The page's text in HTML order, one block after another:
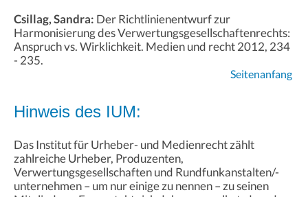
Csillag, Sandra: Der Richtlinienentwurf zur
Harmonisierung des Verwertungsgesellschaftenrechts:
Anspruch vs. Wirklichkeit. Medien und recht 2012, 234
- 235.
Seitenanfang
Hinweis des IUM:
Das Institut für Urheber- und Medienrecht zählt
zahlreiche Urheber, Produzenten,
Verwertungsgesellschaften und Rundfunkanstalten/-
unternehmen – um nur einige zu nennen – zu seinen